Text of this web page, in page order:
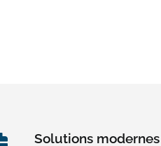
Solutions modernes